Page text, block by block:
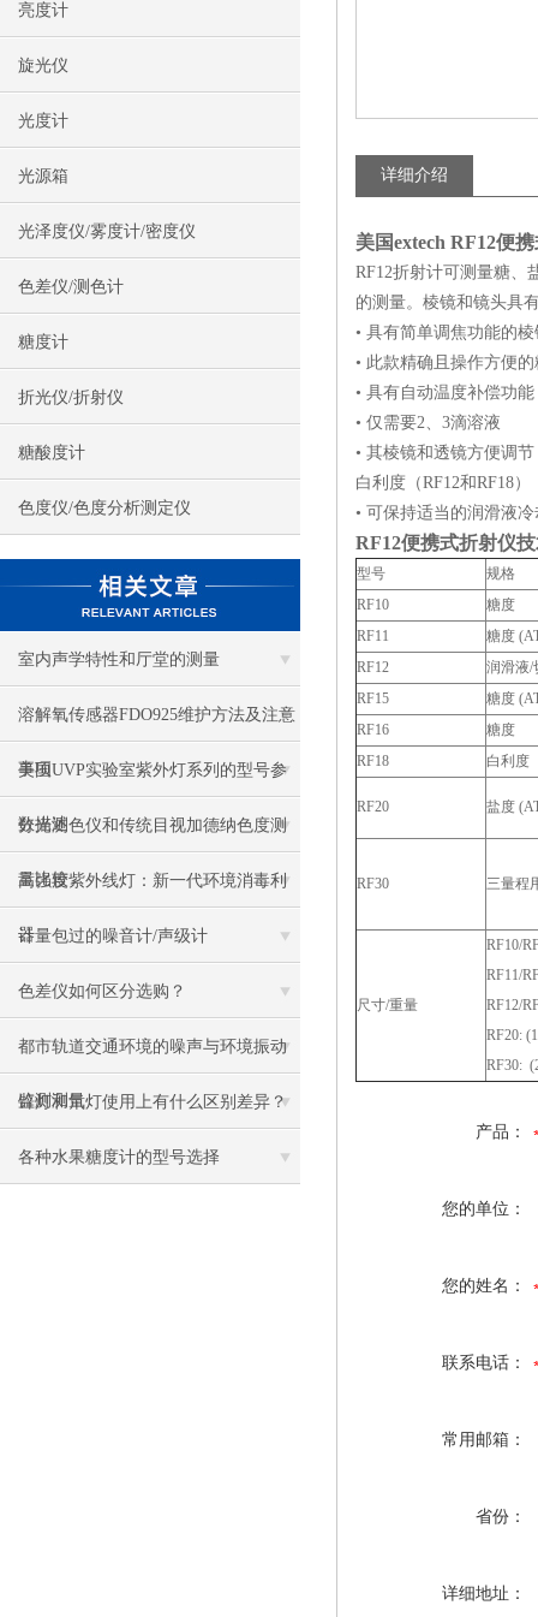
亮度计
旋光仪
光度计
光源箱
光泽度仪/雾度计/密度仪
色差仪/测色计
糖度计
折光仪/折射仪
糖酸度计
色度仪/色度分析测定仪
室内声学特性和厅堂的测量
溶解氧传感器FDO925维护方法及注意
事项
美国UVP实验室紫外灯系列的型号参
数描述
分光测色仪和传统目视加德纳色度测
量比较
高强度紫外线灯：新一代环境消毒利
器
计量包过的噪音计/声级计
色差仪如何区分选购？
都市轨道交通环境的噪声与环境振动
监测测量
锌灯和氘灯使用上有什么区别差异？
各种水果糖度计的型号选择
详细介绍
美国extech RF12便
RF12折射计可测量糖、
的测量。棱镜和镜头具
• 具有简单调焦功能的
• 此款精确且操作方便
• 具有自动温度补偿功能
• 仅需要2、3滴溶液
• 其棱镜和透镜方便调
白利度（RF12和RF18）
• 可保持适当的润滑液
RF12便携式折射仪
型号
规格
RF10
糖度
RF11
糖度
RF12
润滑液/
RF15
糖度
RF16
糖度
RF18
白利度
RF20 盐度
RF30 三量程
尺寸/重量
RF10/
RF11/
RF12/
RF20:
RF30:
产品：
您的单位：
您的姓名：
联系电话：
常用邮箱：
省份：
详细地址：